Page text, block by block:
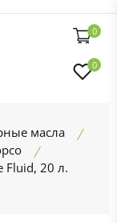
0
0
масла
Fluid, 20 л.